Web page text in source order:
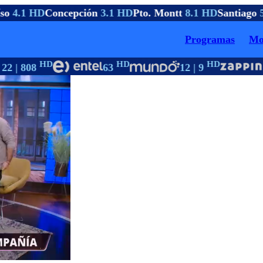
4.1 HDConcepción3.1 HDPto. Montt8.1 HDSantiago
Programas
| 808HD 63HD 12 | 9HD